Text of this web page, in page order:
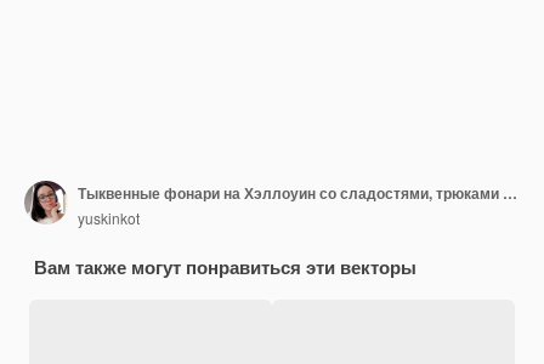
Тыквенные фонари на Хэллоуин со сладостями, трюками или угощениями
yuskinkot
Вам также могут понравиться эти векторы